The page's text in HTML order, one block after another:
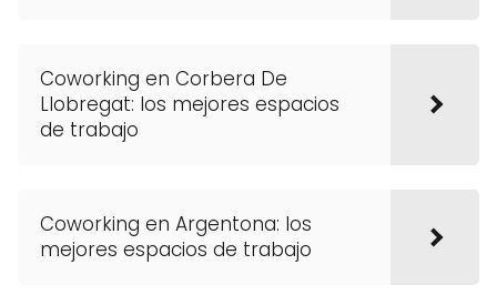
Coworking en Corbera De
Llobregat: los mejores espacios
de trabajo
Coworking en Argentona: los
mejores espacios de trabajo